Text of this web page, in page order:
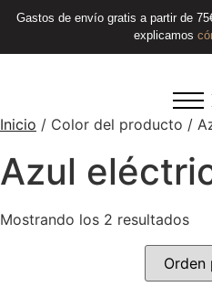
Gastos de envío gratis a partir de
explicamos
Inicio / Color del producto /
Azul
Mostrando los 2 resultados